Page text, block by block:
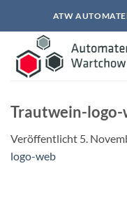
springen
ATW
Trautwein-logo-
Veröffentlicht 5.
logo-web